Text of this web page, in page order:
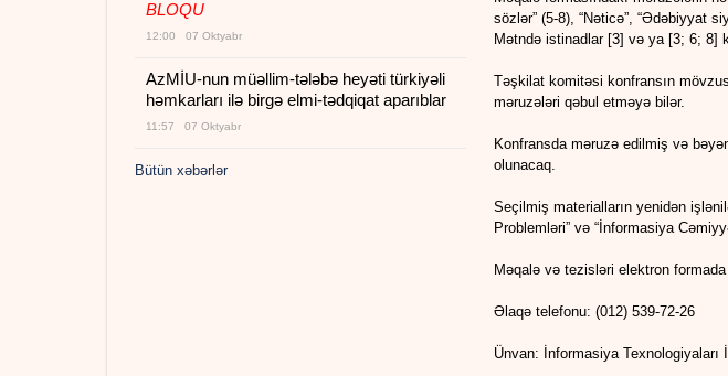
sözlər” (5-8), “Nəticə”, “Ədəbiyyat
Mətndə istinadlar [3] və ya [3; 6; 8]
Təşkilat komitəsi konfransın
məruzələri qəbul etməyə bilər.
Konfransda məruzə edilmiş və
olunacaq.
Seçilmiş materialların yenidən
Problemləri” və “İnformasiya
Məqalə və tezisləri elektron
Əlaqə telefonu: (012) 539-72-26
Ünvan: İnformasiya
BLOQU
12:00 07 Oktyabr
AzMİU-nun müəllim-tələbə heyəti türkiyəli
həmkarları ilə birgə elmi-tədqiqat aparıblar
11:57 07 Oktyabr
Bütün xəbərlər